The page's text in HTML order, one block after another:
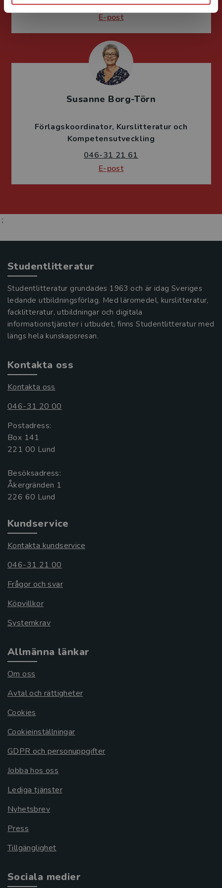
046-31 22 05
E-post
Susanne Borg-Törn
Förlagskoordinator Kurslitteratur och
Kompetensutveckling
046-31 21 61
E-post
;
Studentlitteratur
Studentlitteratur grundades 1963 och är idag Sveriges
ledande utbildningsförlag. Med läromedel, kurslitteratur,
facklitteratur, utbildningar och digitala
informationstjänster i utbudet, finns Studentlitteratur med
längs hela kunskapsresan.
Kontakta oss
Kontakta oss
046-31 20 00
Postadress:
Box 141
221 00 Lund
Besöksadress:
Åkergränden 1
Kundservice
Kontakta kundservice
046-31 21 00
Frågor och svar
Köpvillkor
Systemkrav
Allmänna länkar
Om oss
Avtal och rättigheter
Cookies
Cookieinställningar
GDPR och personuppgifter
Jobba hos oss
Lediga tjänster
Nyhetsbrev
Press
Tillgänglighet
Sociala medier